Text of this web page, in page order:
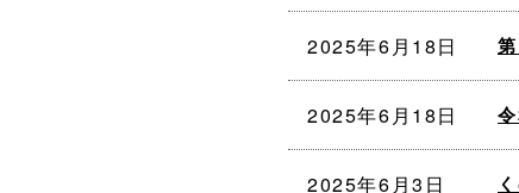
2025年6月18日
2025年6月18日
2025年6月3日